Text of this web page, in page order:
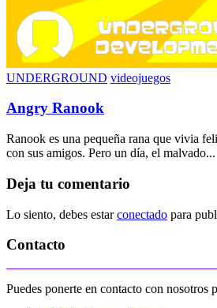
UNDERGROUND videojuegos
Angry Ranook
Ranook es una pequeña rana que vivia
con sus amigos. Pero un día, el malvado...
Deja tu comentario
Lo siento, debes estarconectado para
Contacto
Puedes ponerte en contacto con nosotros